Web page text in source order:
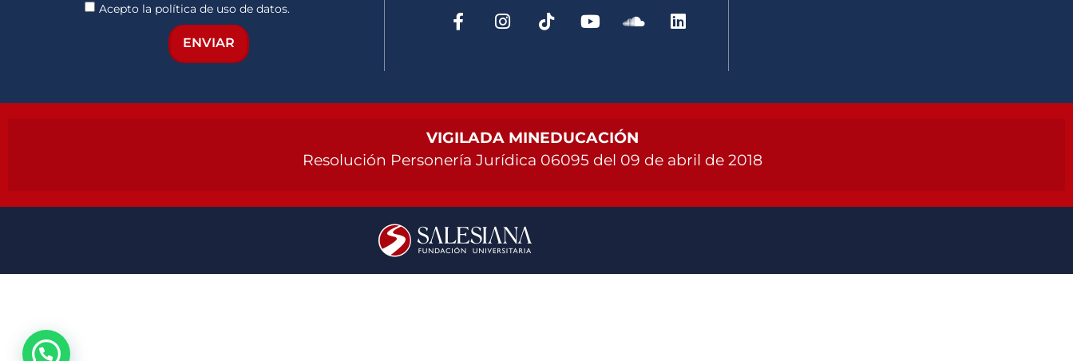
Acepto la política de uso de datos.
ENVIAR
VIGILADA MINEDUCACIÓN
Resolución Personería Jurídica 06095 del 09 de abril de 2018